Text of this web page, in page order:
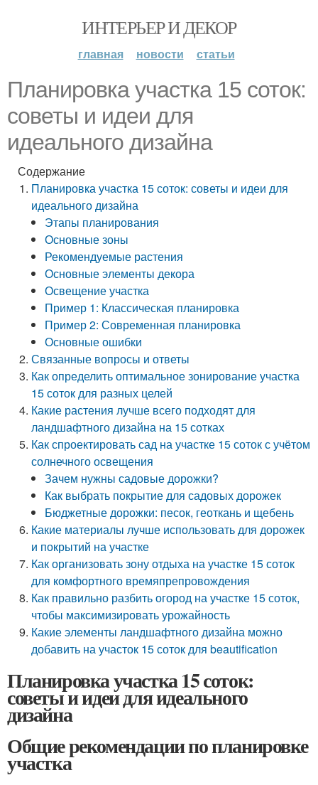
ИНТЕРЬЕР И ДЕКОР
главная новости статьи
Планировка участка 15 соток:
советы и идеи для
идеального дизайна
Содержание
Планировка участка 15 соток: советы и идеи для
идеального дизайна
Этапы планирования
Основные зоны
Рекомендуемые растения
Основные элементы декора
Освещение участка
Пример 1: Классическая планировка
Пример 2: Современная планировка
Основные ошибки
Связанные вопросы и ответы
Как определить оптимальное зонирование участка
15 соток для разных целей
Какие растения лучше всего подходят для
ландшафтного дизайна на 15 сотках
Как спроектировать сад на участке 15 соток с учётом
солнечного освещения
Зачем нужны садовые дорожки?
Как выбрать покрытие для садовых дорожек
Бюджетные дорожки: песок, геоткань и щебень
Какие материалы лучше использовать для дорожек
и покрытий на участке
Как организовать зону отдыха на участке 15 соток
для комфортного времяпрепровождения
Как правильно разбить огород на участке 15 соток,
чтобы максимизировать урожайность
Какие элементы ландшафтного дизайна можно
добавить на участок 15 соток для beautification
Планировка участка 15 соток:
советы и идеи для идеального
дизайна
Общие рекомендации по планировке
участка